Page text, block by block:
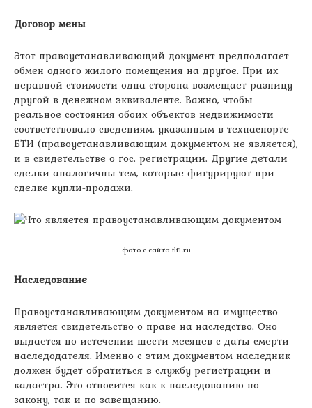
Договор мены
Этот правоустанавливающий документ предполагает
обмен одного жилого помещения на другое. При их
неравной стоимости одна сторона возмещает разницу
другой в денежном эквиваленте. Важно, чтобы
реальное состояния обоих объектов недвижимости
соответствовало сведениям, указанным в техпаспорте
БТИ (правоустанавливающим документом не является),
и в свидетельстве о гос. регистрации. Другие детали
сделки аналогичны тем, которые фигурируют при
сделке купли-продажи.
фото с сайта tlt1.ru
Наследование
Правоустанавливающим документом на имущество
является свидетельство о праве на наследство. Оно
выдается по истечении шести месяцев с даты смерти
наследодателя. Именно с этим документом наследник
должен будет обратиться в службу регистрации и
кадастра. Это относится как к наследованию по
закону, так и по завещанию.